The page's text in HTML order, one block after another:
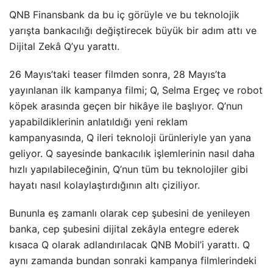
QNB Finansbank da bu iç görüyle ve bu teknolojik
yarışta bankacılığı değiştirecek büyük bir adım attı ve
Dijital Zekâ Q’yu yarattı.
26 Mayıs’taki teaser filmden sonra, 28 Mayıs’ta
yayınlanan ilk kampanya filmi; Q, Selma Ergeç ve robot
köpek arasında geçen bir hikâye ile başlıyor. Q’nun
yapabildiklerinin anlatıldığı yeni reklam
kampanyasında, Q ileri teknoloji ürünleriyle yan yana
geliyor. Q sayesinde bankacılık işlemlerinin nasıl daha
hızlı yapılabileceğinin, Q’nun tüm bu teknolojiler gibi
hayatı nasıl kolaylaştırdığının altı çiziliyor.
Bununla eş zamanlı olarak cep şubesini de yenileyen
banka, cep şubesini dijital zekâyla entegre ederek
kısaca Q olarak adlandırılacak QNB Mobil’i yarattı. Q
aynı zamanda bundan sonraki kampanya filmlerindeki